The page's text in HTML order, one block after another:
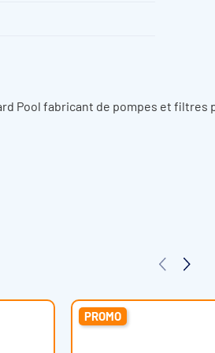
Pool fabricant de pompes et filtres
PROMO